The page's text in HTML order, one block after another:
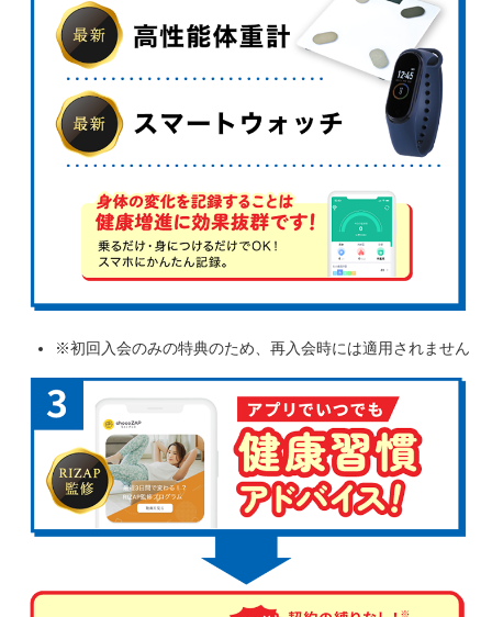
※初回入会のみの特典のため、再入会時には適用されません